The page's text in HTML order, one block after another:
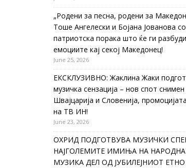
„Родени за песна, родени за
Тоше Ангелески и Бојана Јованова
патриотска порака што ќе ги разбуди
емоциите кај секој Македонец!
June 25, 2026
ЕКСКЛУЗИВНО: Жаклина Жаки
музичка сензација – нов спот
Швајцарија и Словенија,
на ТВ ИН!
June 23, 2026
ОХРИД ПОДГОТВУВА МУЗИЧКИ
НАЈГОЛЕМИТЕ ИМИЊА НА
МУЗИКА ДЕЛ ОД ЈУБИЛЕЈНИОТ